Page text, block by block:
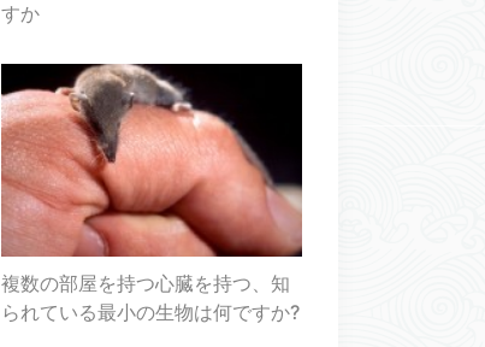
すか
複数の部屋を持つ心臓を持つ、知
られている最小の生物は何ですか?